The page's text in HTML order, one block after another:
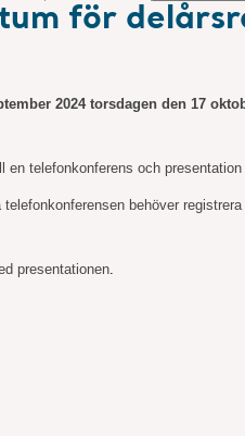
för
2024 torsdagen den 17
telefonkonferens och
behöver
presentationen